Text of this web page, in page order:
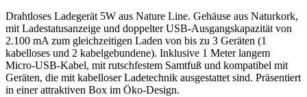
Drahtloses Ladegerät 5W aus Nature Line. Gehäuse aus Naturkork,
mit Ladestatusanzeige und doppelter USB-Ausgangskapazität von
2.100 mA zum gleichzeitigen Laden von bis zu 3 Geräten (1
kabelloses und 2 kabelgebundene). Inklusive 1 Meter langem
Micro-USB-Kabel, mit rutschfestem Samtfuß und kompatibel mit
Geräten, die mit kabelloser Ladetechnik ausgestattet sind. Präsentiert
in einer attraktiven Box im Öko-Design.